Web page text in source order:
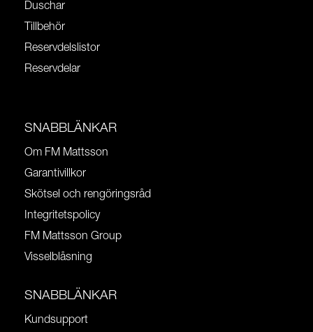
Duschar
Tillbehör
Reservdelslistor
Reservdelar
SNABBLÄNKAR
Om FM Mattsson
Garantivillkor
Skötsel och rengöringsråd
Integritetspolicy
FM Mattsson Group
Visselblåsning
SNABBLÄNKAR
Kundsupport